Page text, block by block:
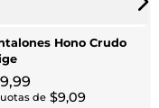
Hono Crudo
,99
de $9,09